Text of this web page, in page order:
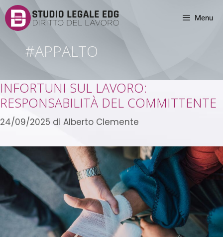
Menu
#APPALTO
INFORTUNI SUL LAVORO:
RESPONSABILITÀ DEL COMMITTENTE
24/09/2025 di Alberto Clemente